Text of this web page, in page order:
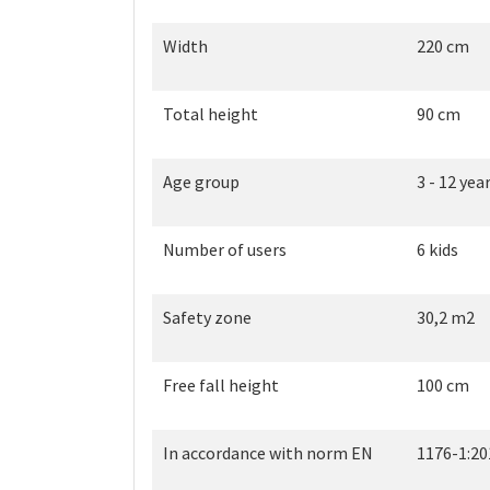
Width 220 cm
Total height 90 cm
Age group 3 - 12
Number of users 6 kids
Safety zone 30,2 m2
Free fall height 100 cm
In accordance with norm EN 1176-